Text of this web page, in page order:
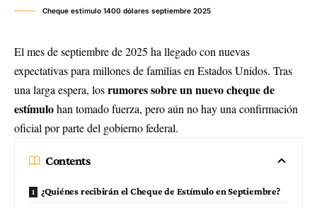
Cheque estimulo 1400 dólares septiembre 2025
El mes de septiembre de 2025 ha llegado con nuevas
expectativas para millones de familias en Estados Unidos. Tras
una larga espera, losrumores sobre un nuevo cheque de
estímulohan tomado fuerza, pero aún no hay una confirmación
oficial por parte del gobierno federal.
Contents
¿Quiénes recibirán el Cheque de Estímulo en Septiembre?